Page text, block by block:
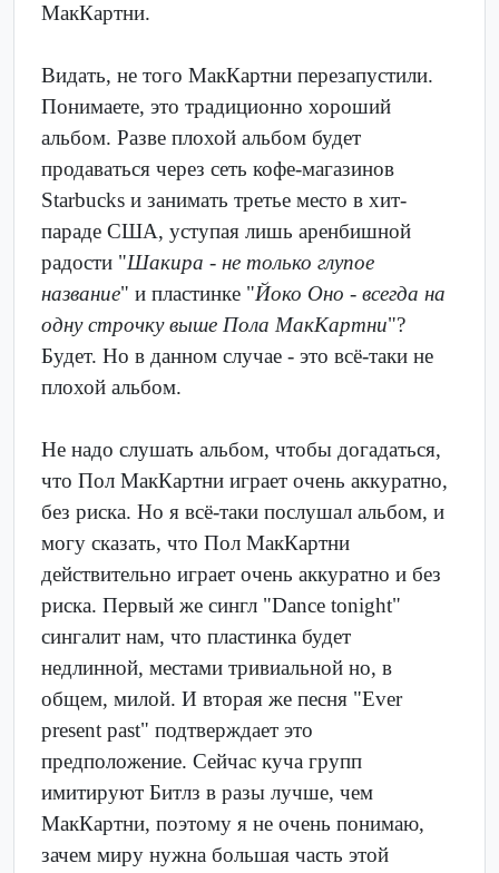
МакКартни.
Видать, не того МакКартни перезапустили.
Понимаете, это традиционно хороший
альбом. Разве плохой альбом будет
продаваться через сеть кофе-магазинов
Starbucks и занимать третье место в хит-
параде США, уступая лишь аренбишной
радости "Шакира - не только глупое
название" и пластинке "Йоко Оно - всегда на
одну строчку выше Пола МакКартни"?
Будет. Но в данном случае - это всё-таки не
плохой альбом.
Не надо слушать альбом, чтобы догадаться,
что Пол МакКартни играет очень аккуратно,
без риска. Но я всё-таки послушал альбом, и
могу сказать, что Пол МакКартни
действительно играет очень аккуратно и без
риска. Первый же сингл "Dance tonight"
сингалит нам, что пластинка будет
недлинной, местами тривиальной но, в
общем, милой. И вторая же песня "Ever
present past" подтверждает это
предположение. Сейчас куча групп
имитируют Битлз в разы лучше, чем
МакКартни, поэтому я не очень понимаю,
зачем миру нужна большая часть этой